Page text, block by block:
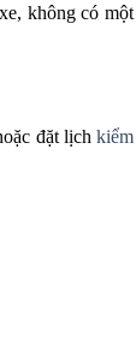
không có một
đặt lịch kiểm